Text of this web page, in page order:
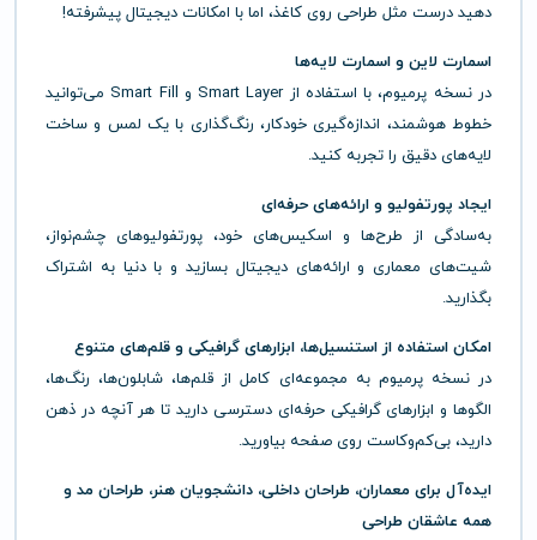
دهید درست مثل طراحی روی کاغذ، اما با امکانات دیجیتال پیشرفته!
اسمارت لاین و اسمارت لایه‌ها
در نسخه پرمیوم، با استفاده از Smart Layer و Smart Fill می‌توانید
خطوط هوشمند، اندازه‌گیری خودکار، رنگ‌گذاری با یک لمس و ساخت
لایه‌های دقیق را تجربه کنید.
ایجاد پورتفولیو و ارائه‌های حرفه‌ای
به‌سادگی از طرح‌ها و اسکیس‌های خود، پورتفولیوهای چشم‌نواز،
شیت‌های معماری و ارائه‌های دیجیتال بسازید و با دنیا به اشتراک
بگذارید.
امکان استفاده از استنسیل‌ها، ابزارهای گرافیکی و قلم‌های متنوع
در نسخه پرمیوم به مجموعه‌ای کامل از قلم‌ها، شابلون‌ها، رنگ‌ها،
الگوها و ابزارهای گرافیکی حرفه‌ای دسترسی دارید تا هر آنچه در ذهن
دارید، بی‌کم‌وکاست روی صفحه بیاورید.
ایده‌آل برای معماران، طراحان داخلی، دانشجویان هنر، طراحان مد و
همه عاشقان طراحی